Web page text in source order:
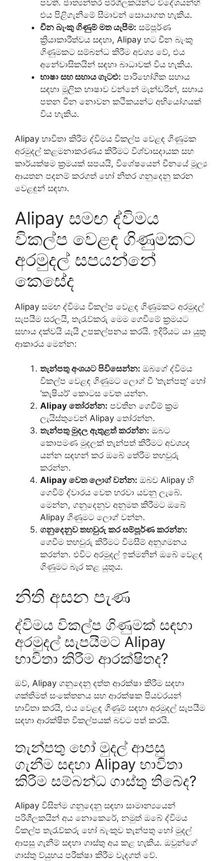
පවතී. ජාත්‍යන්තර පරිශීලකයින්ට විදේශයන්හි
එය පිළිගැනීමේ සීමාවන් සොයාගත හැකිය.
චීන බැංකු ගිණුම් මත යැපීම: සම්පූර්ණ
ක්‍රියාකාරීත්වය සඳහා, Alipay හට චීන බැංකු
ගිණුමකට සම්බන්ධ කිරීම අවශ්‍ය වේ, එය
අනේවාසිකයින් සඳහා බාධාවක් විය හැකිය.
භාෂා සහ සහාය ගැටළු: පාරිභෝගික සහාය
සඳහා මූලික භාෂාව වන්නේ මැන්ඩරින්, සහාය
පතන චීන නොවන කථිකයන්ට අභියෝගයක්
විය හැකිය.
Alipay භාවිතා කිරීම ද්විමය විකල්ප වෙළඳ ගිණුමක
අරමුදල් කළමනාකරණය කිරීමට විශ්වාසදායක සහ
කාර්යක්ෂම ක්‍රමයක් සපයයි, විශේෂයෙන් චීනයේ මූල්‍ය
ආයතන පදනම් කරගත් හෝ නිතර ගනුදෙනු කරන
වෙළඳුන් සඳහා.
Alipay සමඟ ද්විමය
විකල්ප වෙළඳ ගිණුමකට
අරමුදල් සපයන්නේ
කෙසේද
Alipay සමඟ ද්විමය විකල්ප වෙළඳ ගිණුමකට අරමුදල්
සැපයීම සරලයි, තැරැව්කරු මෙම ගෙවීමේ ක්‍රමයට
සහාය දක්වයි යැයි උපකල්පනය කරයි. ඉදිරියට යා යුතු
ආකාරය මෙන්න:
තැන්පතු අංශයට පිවිසෙන්න: ඔබගේ ද්විමය
විකල්ප වෙළඳ ගිණුමට ලොග් වී ‘තැන්පතු’ හෝ
‘කැෂියර්’ කොටස වෙත යන්න.
Alipay තෝරන්න: පවතින ගෙවීම් ක්‍රම
ලැයිස්තුවෙන් Alipay තෝරන්න.
තැන්පතු මුදල ඇතුළත් කරන්න: ඔබට
කොපමණ මුදලක් තැන්පත් කිරීමට අවශ්‍යද
යන්න සඳහන් කර ඔබේ තේරීම තහවුරු
කරන්න.
Alipay වෙත ලොග් වන්න: ඔබව Alipay හි
ගෙවීම් ද්වාරය වෙත හරවා යවනු ලැබේ.
මෙන්න, ගනුදෙනුව අනුමත කිරීමට ඔබේ
Alipay ගිණුමට ලොග් වන්න.
ගනුදෙනුව තහවුරු කර සම්පූර්ණ කරන්න:
ගෙවීම තහවුරු කිරීමට විමසීම් අනුගමනය
කරන්න. එවිට අරමුදල් ඉක්මනින් ඔබේ වෙළඳ
ගිණුමට බැර කළ යුතුය.
නිති අසන පැණ
ද්විමය විකල්ප ගිණුමක් සඳහා
අරමුදල් සැපයීමට Alipay
භාවිතා කිරීම ආරක්ෂිතද?
ඔව්, Alipay ගනුදෙනු දත්ත ආරක්ෂා කිරීම සඳහා
ශක්තිමත් සංකේතනය සහ ආරක්ෂක පියවරයන්
භාවිතා කරයි, එය වෙළඳ ගිණුම් සඳහා අරමුදල් සැපයීම
සඳහා ආරක්ෂිත විකල්පයක් බවට පත් කරයි.
තැන්පතු හෝ මුදල් ආපසු
ගැනීම සඳහා Alipay භාවිතා
කිරීම සම්බන්ධ ගාස්තු තිබේද?
Alipay විසින්ම ගනුදෙනු සඳහා සාමාන්‍යයෙන්
පරිශීලකයින් අය නොකෙරේ, නමුත් ඔබේ ද්විමය
විකල්ප තැරැව්කරු හෝ බැංකුව තැන්පතු හෝ මුදල්
ආපසු ගැනීම් සඳහා ගාස්තු අය කළ හැකිය. ඔවුන්ගේ
ගාස්තු ව්යුහය පරීක්ෂා කිරීම වැදගත් වේ.